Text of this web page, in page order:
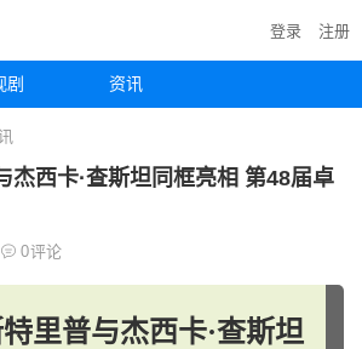
剧 资讯
登录 注册
杰西卡·查斯坦同框亮相 第48届卓
0评论
里普与杰西卡·查斯坦